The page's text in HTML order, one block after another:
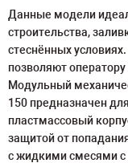
Данные модели
строительства,
стеснённых
позволяют
Модульный
150 предназначен
пластмассовый
защитой от
с жидкими смесями с